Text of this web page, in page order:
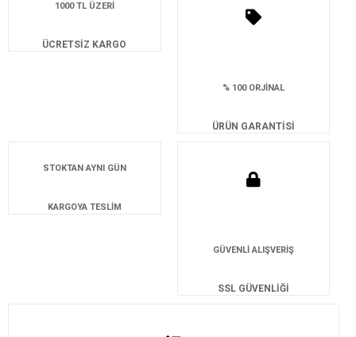
1000 TL ÜZERİ
ÜCRETSİZ KARGO
% 100 ORJİNAL
ÜRÜN GARANTİSİ
STOKTAN AYNI GÜN
KARGOYA TESLİM
GÜVENLİ ALIŞVERİŞ
SSL GÜVENLİĞİ